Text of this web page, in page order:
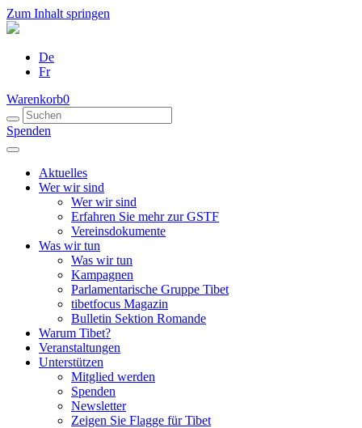
Zum Inhalt springen
De
Fr
Warenkorb0
Spenden
Aktuelles
Wer wir sind
Wer wir sind
Erfahren Sie mehr zur GSTF
Vereinsdokumente
Was wir tun
Was wir tun
Kampagnen
Parlamentarische Gruppe Tibet
tibetfocus Magazin
Bulletin Sektion Romande
Warum Tibet?
Veranstaltungen
Unterstützen
Mitglied werden
Spenden
Newsletter
Zeigen Sie Flagge für Tibet